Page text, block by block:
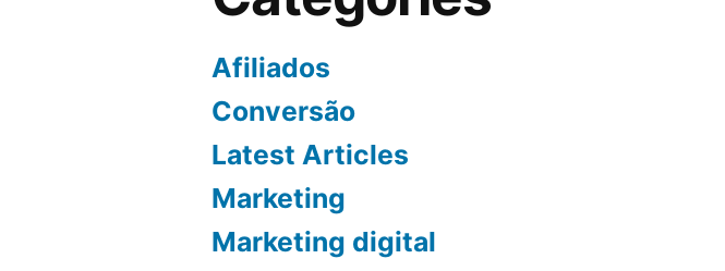
Afiliados
Conversão
Latest Articles
Marketing
Marketing digital